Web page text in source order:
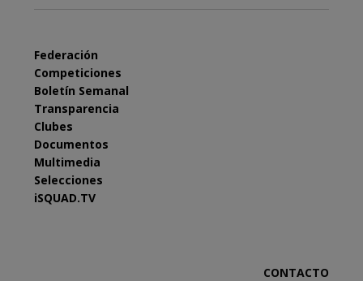
Federación
Competiciones
Boletín Semanal
Transparencia
Clubes
Documentos
Multimedia
Selecciones
iSQUAD.TV
CONTACTO